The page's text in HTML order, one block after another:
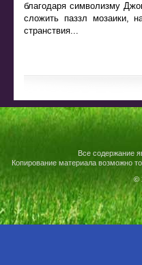
благодаря символизму
сложить паззл мозаики,
странствия...
Все содержание
Копирование материала возможно
©